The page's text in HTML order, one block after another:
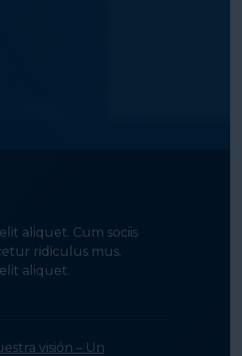
aliquet. Cum sociis
ridiculus mus.
aliquet.
visión – Un